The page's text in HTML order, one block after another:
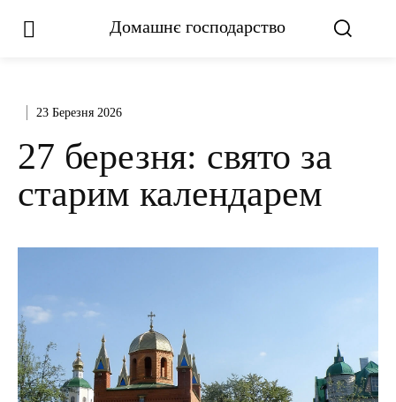
Домашнє господарство
23 Березня 2026
27 березня: свято за
старим календарем